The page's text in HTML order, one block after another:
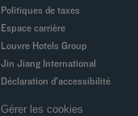
Politiques de taxes
Espace carrière
Louvre Hotels Group
Jin Jiang International
Déclaration d'accessibilité
Gérer les cookies